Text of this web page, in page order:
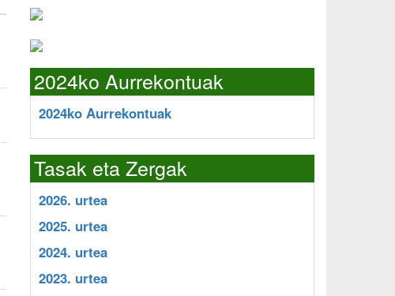
2024ko Aurrekontuak
2024ko Aurrekontuak
Tasak eta Zergak
2026. urtea
2025. urtea
2024. urtea
2023. urtea